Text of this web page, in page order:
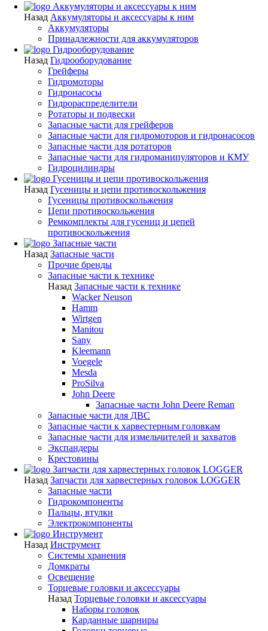
Аккумуляторы и аксессуары к ним
Назад Аккумуляторы и аксессуары к ним
Аккумуляторы
Принадлежности для аккумуляторов
Гидрооборудование
Назад Гидрооборудование
Грейферы
Гидромоторы
Гидронасосы
Гидрораспределители
Ротаторы и подвески
Запасные части для грейферов
Запасные части для гидромоторов и гидронасосов
Запасные части для ротаторов
Запасные части для гидроманипуляторов и КМУ
Гидроцилиндры
Гусеницы и цепи противоскольжения
Назад Гусеницы и цепи противоскольжения
Гусеницы противоскольжения
Цепи противоскольжения
Ремкомплекты для гусениц и цепей
противоскольжения
Запасные части
Назад Запасные части
Прочие бренды
Запасные части к технике
Назад Запасные части к технике
Wacker Neuson
Hamm
Wirtgen
Manitou
Sany
Kleemann
Voegele
Mesda
ProSilva
John Deere
Запасные части John Deere Reman
Запасные части для ДВС
Запасные части к харвестерным головкам
Запасные части для измельчителей и захватов
Экспандеры
Крестовины
Запчасти для харвестерных головок LOGGER
Назад Запчасти для харвестерных головок LOGGER
Запасные части
Гидрокомпоненты
Пальцы, втулки
Электрокомпоненты
Инструмент
Назад Инструмент
Системы хранения
Домкраты
Освещение
Торцевые головки и аксессуары
Назад Торцевые головки и аксессуары
Наборы головок
Карданные шарниры